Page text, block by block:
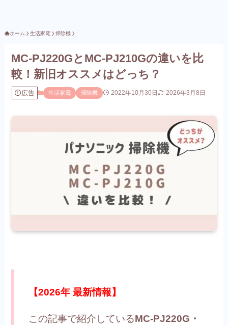
ホーム 生活家電 掃除機
MC-PJ220GとMC-PJ210Gの違いを比
較！新旧オススメはどっち？
広告 生活家電 掃除機 2022年10月30日 2026年3月8日
【2026年 最新情報】
この記事で紹介しているMC-PJ220G・